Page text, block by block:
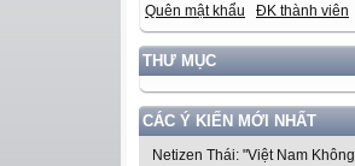
Quên mật khẩu ĐK thành viên
THƯ MỤC
CÁC Ý KIẾN MỚI NHẤT
Netizen Thái: "Việt Nam Không